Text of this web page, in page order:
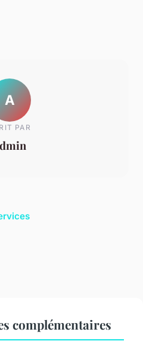
A
PAR
complémentaires